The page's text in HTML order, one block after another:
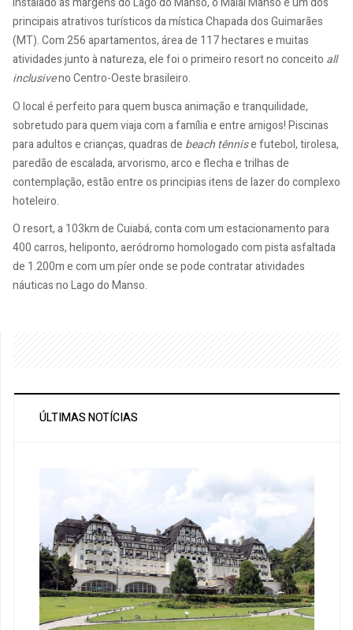
principais atrativos turísticos da mística Chapada dos Guimarães
(MT). Com 256 apartamentos, área de 117 hectares e muitas
atividades junto à natureza, ele foi o primeiro resort no conceito all
inclusiveno Centro-Oeste brasileiro.
O local é perfeito para quem busca animação e tranquilidade,
sobretudo para quem viaja com a família e entre amigos! Piscinas
para adultos e crianças, quadras de beach tênnise futebol, tirolesa,
paredão de escalada, arvorismo, arco e flecha e trilhas de
contemplação, estão entre os principias itens de lazer do complexo
hoteleiro.
O resort, a 103km de Cuiabá, conta com um estacionamento para
400 carros, heliponto, aeródromo homologado com pista asfaltada
de 1.200m e com um píer onde se pode contratar atividades
náuticas no Lago do Manso.
ÚLTIMAS NOTÍCIAS